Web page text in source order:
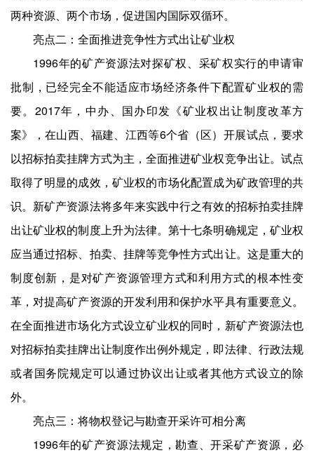
两种资源、两个市场，促进国内国际双循环。
亮点二：全面推进竞争性方式出让矿业权
1996年的矿产资源法对探矿权、采矿权实行的申请审
批制，已经完全不能适应市场经济条件下配置矿业权的需
要。2017年，中办、国办印发《矿业权出让制度改革方
案》，在山西、福建、江西等6个省（区）开展试点，要求
以招标拍卖挂牌方式为主，全面推进矿业权竞争出让。试点
取得了明显的成效，矿业权的市场化配置成为矿政管理的共
识。新矿产资源法将多年来实践中行之有效的招标拍卖挂牌
出让矿业权的制度上升为法律。第十七条明确规定，矿业权
应当通过招标、拍卖、挂牌等竞争性方式出让。这是重大的
制度创新，是对矿产资源管理方式和利用方式的根本性变
革，对提高矿产资源的开发利用和保护水平具有重要意义。
在全面推进市场化方式设立矿业权的同时，新矿产资源法也
对招标拍卖挂牌出让制度作出例外规定，即法律、行政法规
或者国务院规定可以通过协议出让或者其他方式设立的除
外。
亮点三：将物权登记与勘查开采许可相分离
1996年的矿产资源法规定，勘查、开采矿产资源，必